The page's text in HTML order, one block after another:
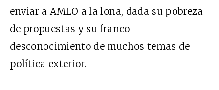
enviar a AMLO a la lona, dada su pobreza
de propuestas y su franco
desconocimiento de muchos temas de
política exterior.